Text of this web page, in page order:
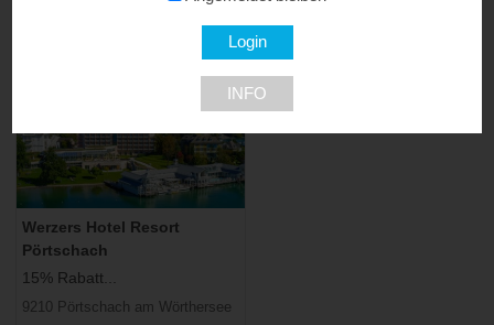
2263 Dürnkrut
Werzers Hotel Resort
Pörtschach
15% Rabatt...
9210 Pörtschach am Wörthersee
INFO